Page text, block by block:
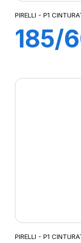
PIRELLI - P1
185/
PIRELLI - P1